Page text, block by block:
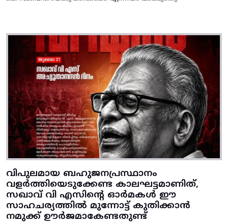
വിപുലമായ ബഹുജനപ്രസ്ഥാനം
വളർത്തിയെടുക്കേണ്ട കാലഘട്ടമാണിത്,
സഖാവ് വി എസിന്റെ ഓർമകൾ ഈ
സാഹചര്യത്തിൽ മുന്നോട്ട്‌ കുതിക്കാൻ
നമുക്ക് ഊർജമാകേണ്ടതുണ്ട്